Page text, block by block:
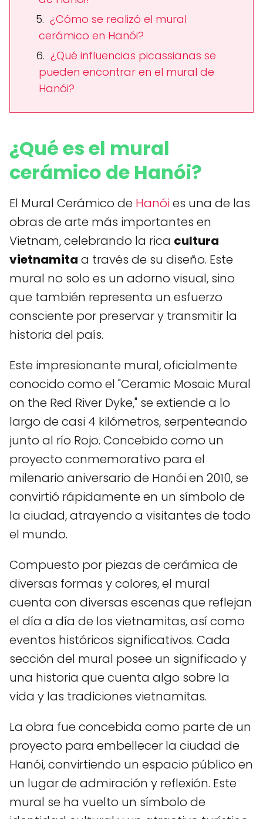
¿Cómo se realizó el mural
cerámico en Hanói?
¿Qué influencias picassianas se
pueden encontrar en el mural de
Hanói?
¿Qué es el mural
cerámico de Hanói?
El Mural Cerámico de Hanóies una de las
obras de arte más importantes en
Vietnam, celebrando la rica cultura
vietnamita a través de su diseño. Este
mural no solo es un adorno visual, sino
que también representa un esfuerzo
consciente por preservar y transmitir la
historia del país.
Este impresionante mural, oficialmente
conocido como el "Ceramic Mosaic Mural
on the Red River Dyke," se extiende a lo
largo de casi 4 kilómetros, serpenteando
junto al río Rojo. Concebido como un
proyecto conmemorativo para el
milenario aniversario de Hanói en 2010, se
convirtió rápidamente en un símbolo de
la ciudad, atrayendo a visitantes de todo
el mundo.
Compuesto por piezas de cerámica de
diversas formas y colores, el mural
cuenta con diversas escenas que reflejan
el día a día de los vietnamitas, así como
eventos históricos significativos. Cada
sección del mural posee un significado y
una historia que cuenta algo sobre la
vida y las tradiciones vietnamitas.
La obra fue concebida como parte de un
proyecto para embellecer la ciudad de
Hanói, convirtiendo un espacio público en
un lugar de admiración y reflexión. Este
mural se ha vuelto un símbolo de